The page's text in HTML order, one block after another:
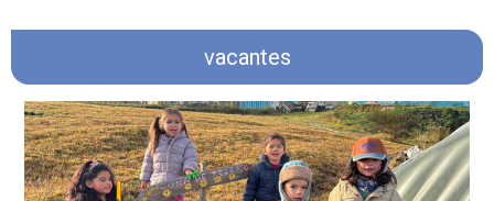
vacantes